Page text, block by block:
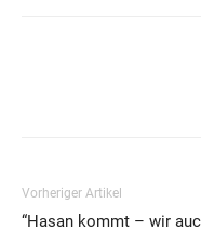
Vorheriger Artikel
“Hasan kommt – wir